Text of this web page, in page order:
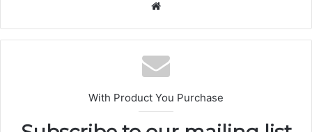
الوي
ب
With Product You Purchase